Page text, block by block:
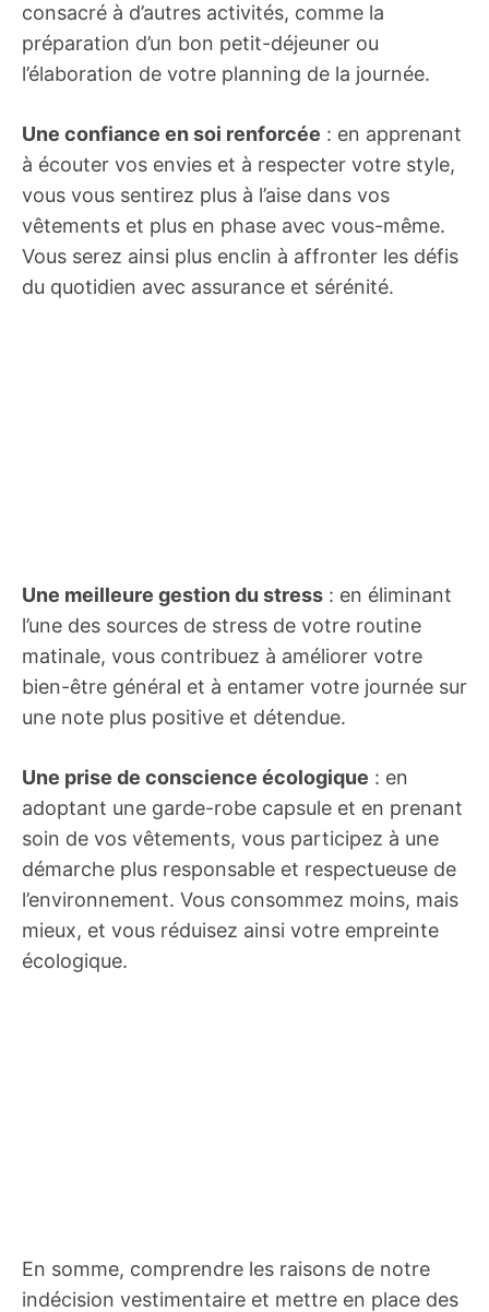
consacré à d’autres activités, comme la
préparation d’un bon petit-déjeuner ou
l’élaboration de votre planning de la journée.
Une confiance en soi renforcée : en apprenant
à écouter vos envies et à respecter votre style,
vous vous sentirez plus à l’aise dans vos
vêtements et plus en phase avec vous-même.
Vous serez ainsi plus enclin à affronter les défis
du quotidien avec assurance et sérénité.
Une meilleure gestion du stress : en éliminant
l’une des sources de stress de votre routine
matinale, vous contribuez à améliorer votre
bien-être général et à entamer votre journée sur
une note plus positive et détendue.
Une prise de conscience écologique : en
adoptant une garde-robe capsule et en prenant
soin de vos vêtements, vous participez à une
démarche plus responsable et respectueuse de
l’environnement. Vous consommez moins, mais
mieux, et vous réduisez ainsi votre empreinte
écologique.
En somme, comprendre les raisons de notre
indécision vestimentaire et mettre en place des